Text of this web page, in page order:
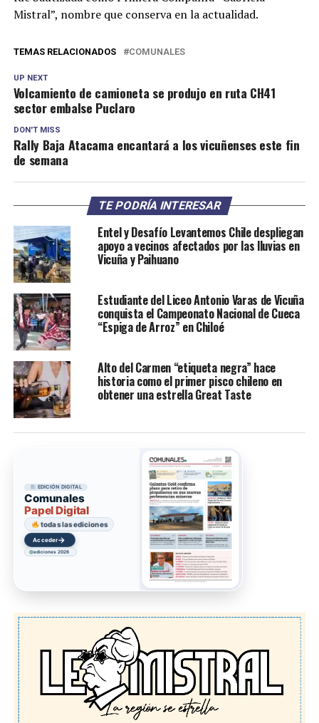
Mistral”, nombre que conserva en la actualidad.
TEMAS RELACIONADOS COMUNALES
UP NEXT
Volcamiento de camioneta se produjo en ruta CH41
sector embalse Puclaro
DON'T MISS
Rally Baja Atacama encantará a los vicuñenses este fin
de semana
TE PODRÍA INTERESAR
Entel y Desafío Levantemos Chile despliegan
apoyo a vecinos afectados por las lluvias en
Vicuña y Paihuano
Estudiante del Liceo Antonio Varas de Vicuña
conquista el Campeonato Nacional de Cueca
“Espiga de Arroz” en Chiloé
Alto del Carmen “etiqueta negra” hace
historia como el primer pisco chileno en
obtener una estrella Great Taste
EDICIÓN DIGITAL
Comunales
Papel Digital
todas las ediciones
Acceder→
ediciones 2026